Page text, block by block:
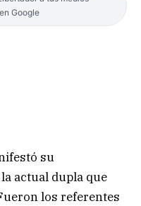
Google
su
actual dupla que
los referentes